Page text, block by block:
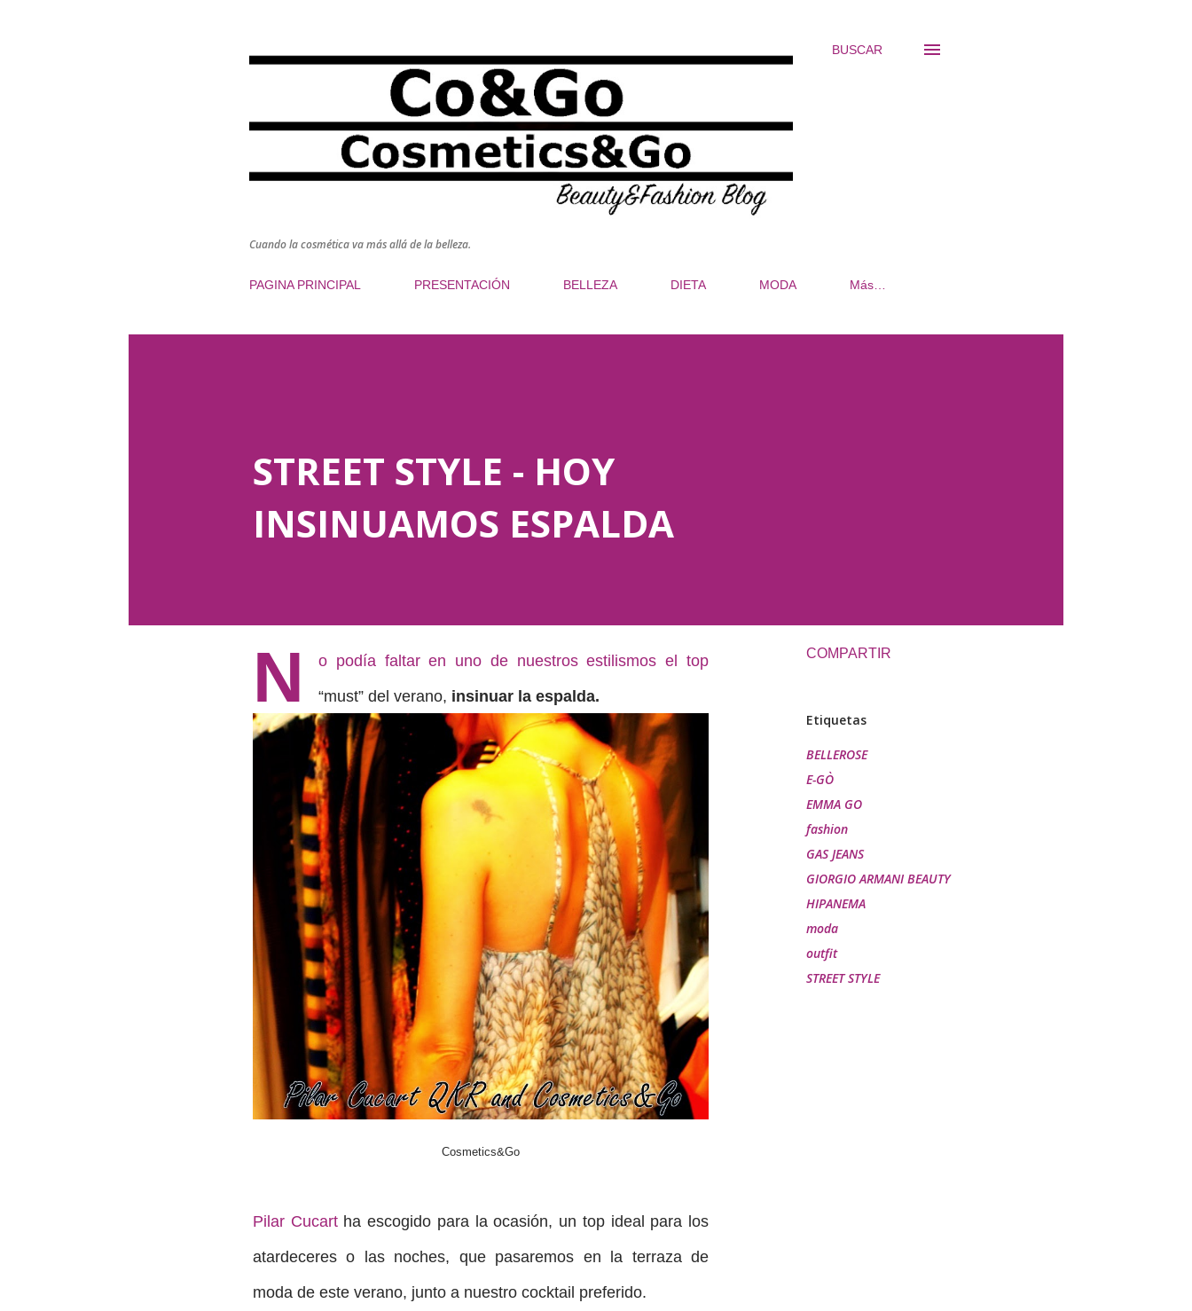
Cuando la cosmética va más allá de la belleza.
BUSCAR
PAGINA PRINCIPAL PRESENTACIÓN BELLEZA DIETA MODA Más…
STREET STYLE - HOY
INSINUAMOS ESPALDA
N
o podía faltar en uno de nuestros estilismos el top
“must” del verano, insinuar la espalda.
Cosmetics&Go
Pilar Cucartha escogido para la ocasión, un top ideal para los
atardeceres o las noches, que pasaremos en la terraza de
moda de este verano, junto a nuestro cocktail preferido.
COMPARTIR
Etiquetas
BELLEROSE
E-GÒ
EMMA GO
fashion
GAS JEANS
GIORGIO ARMANI BEAUTY
HIPANEMA
moda
outfit
STREET STYLE